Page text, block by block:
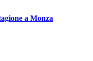
a Monza